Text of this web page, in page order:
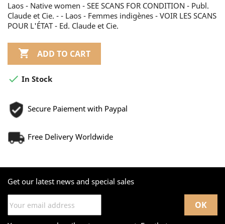
Laos - Native women - SEE SCANS FOR CONDITION - Publ.
Claude et Cie. - - Laos - Femmes indigènes - VOIR LES SCANS
POUR L'ÉTAT - Ed. Claude et Cie.
 ADD TO CART
 In Stock
Secure Paiement with Paypal
Free Delivery Worldwide
Get our latest news and special sales